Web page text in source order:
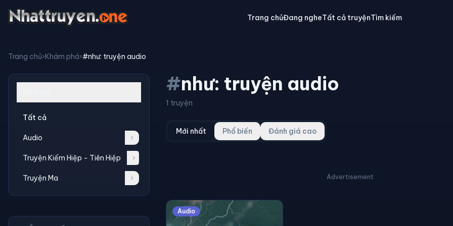
Trang chủĐang ngheTất cả truyệnTìm kiếm
Trang chủ›Khám phá›#như: truyện audio
Tất cả
Audio
Truyện Kiếm Hiệp - Tiên Hiệp
Truyện Ma
#như: truyện audio
1 truyện
Mới nhất Phổ biến Đánh giá cao
Advertisement
Audio